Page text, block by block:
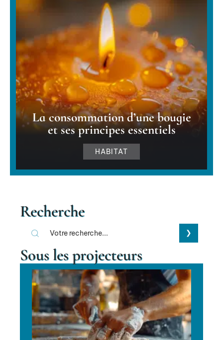
La consommation d’une bougie
et ses principes essentiels
HABITAT
Recherche
Sous les projecteurs